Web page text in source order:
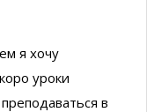
я хочу
уроки
в